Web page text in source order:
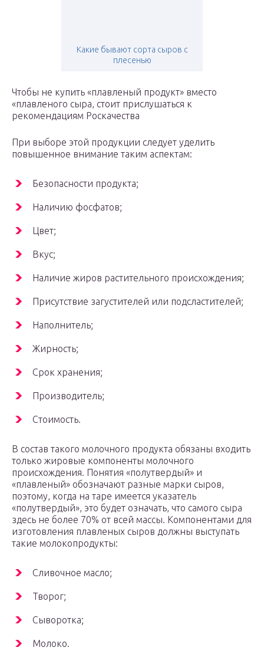
Какие бывают сорта сыров с
плесенью
Чтобы не купить «плавленый продукт» вместо
«плавленого сыра, стоит прислушаться к
рекомендациям Роскачества
При выборе этой продукции следует уделить
повышенное внимание таким аспектам:
Безопасности продукта;
Наличию фосфатов;
Цвет;
Вкус;
Наличие жиров растительного происхождения;
Присутствие загустителей или подсластителей;
Наполнитель;
Жирность;
Срок хранения;
Производитель;
Стоимость.
В состав такого молочного продукта обязаны входить
только жировые компоненты молочного
происхождения. Понятия «полутвердый» и
«плавленый» обозначают разные марки сыров,
поэтому, когда на таре имеется указатель
«полутвердый», это будет означать, что самого сыра
здесь не более 70% от всей массы. Компонентами для
изготовления плавленых сыров должны выступать
такие молокопродукты:
Сливочное масло;
Творог;
Сыворотка;
Молоко.